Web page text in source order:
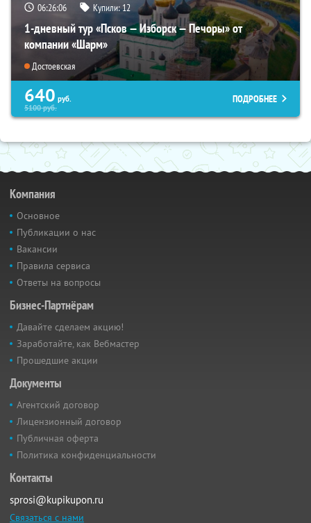
06:26:05 Купили:12
1-дневный тур «Псков — Изборск — Печоры» от
компании «Шарм»
Достоевская
640 руб.
5100руб.
ПОДРОБНЕЕ
Компания
Основное
Публикации о нас
Вакансии
Правила сервиса
Ответы на вопросы
Бизнес-Партнёрам
Давайте сделаем акцию!
Заработайте, как Вебмастер
Прошедшие акции
Документы
Агентский договор
Лицензионный договор
Публичная оферта
Политика конфиденциальности
Контакты
sprosi@kupikupon.ru
Связаться с нами